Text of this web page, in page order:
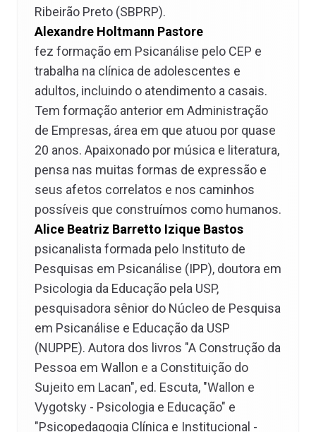
Ribeirão Preto (SBPRP).
Alexandre Holtmann Pastore
fez formação em Psicanálise pelo CEP e
trabalha na clínica de adolescentes e
adultos, incluindo o atendimento a casais.
Tem formação anterior em Administração
de Empresas, área em que atuou por quase
20 anos. Apaixonado por música e literatura,
pensa nas muitas formas de expressão e
seus afetos correlatos e nos caminhos
possíveis que construímos como humanos.
Alice Beatriz Barretto Izique Bastos
psicanalista formada pelo Instituto de
Pesquisas em Psicanálise (IPP), doutora em
Psicologia da Educação pela USP,
pesquisadora sênior do Núcleo de Pesquisa
em Psicanálise e Educação da USP
(NUPPE). Autora dos livros "A Construção da
Pessoa em Wallon e a Constituição do
Sujeito em Lacan", ed. Escuta, "Wallon e
Vygotsky - Psicologia e Educação" e
"Psicopedagogia Clínica e Institucional -